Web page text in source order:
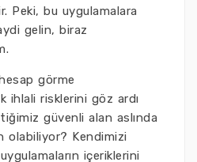
Peki, bu uygulamalara
gelin, biraz
görme
ihlali risklerini göz ardı
güvenli alan aslında
olabiliyor? Kendimizi
içeriklerini